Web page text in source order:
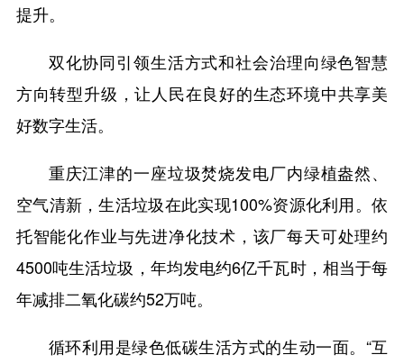
提升。
双化协同引领生活方式和社会治理向绿色智慧
方向转型升级，让人民在良好的生态环境中共享美
好数字生活。
重庆江津的一座垃圾焚烧发电厂内绿植盎然、
空气清新，生活垃圾在此实现100%资源化利用。依
托智能化作业与先进净化技术，该厂每天可处理约
4500吨生活垃圾，年均发电约6亿千瓦时，相当于每
年减排二氧化碳约52万吨。
循环利用是绿色低碳生活方式的生动一面。“互